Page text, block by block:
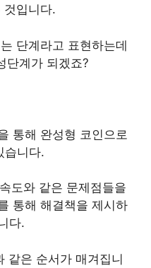
입니다.
단계라고 표현하는데
단계가 되겠죠?
통해 완성형 코인으로
습니다.
도와 같은 문제점들을
통해 해결책을 제시하
다.
같은 순서가 매겨집니